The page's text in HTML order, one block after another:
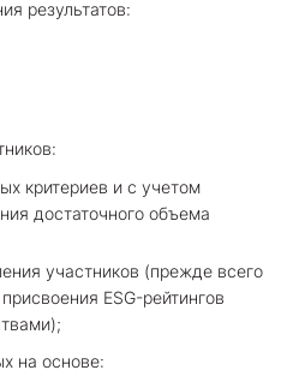
результатов:
критериев и с учетом
достаточного объема
участников (прежде всего
ESG-рейтингов
на основе: